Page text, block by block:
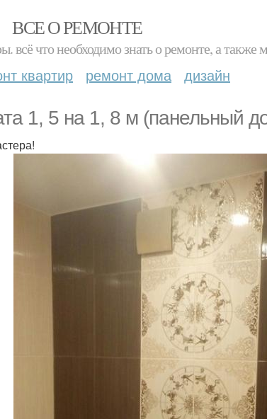
ВСЕ О РЕМОНТЕ
всё что необходимо знать о ремонте, а
квартир ремонт дома дизайн
1, 5 на 1, 8 м (панельный